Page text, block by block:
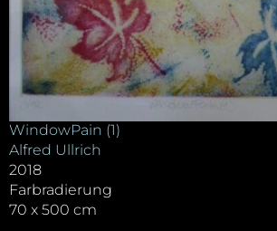
WindowPain (1)
Alfred Ullrich
2018
Farbradierung
70 x 500 cm